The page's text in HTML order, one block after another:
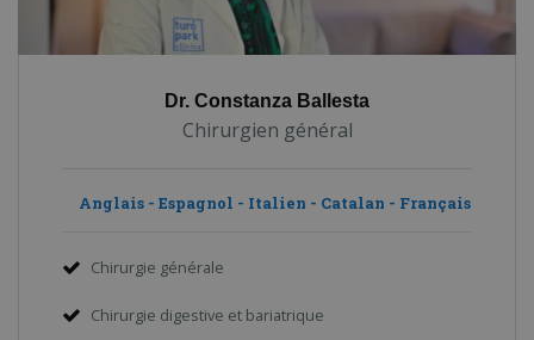
Dr. Constanza Ballesta
Chirurgien général
Anglais - Espagnol - Italien - Catalan - Français
Chirurgie générale
Chirurgie digestive et bariatrique